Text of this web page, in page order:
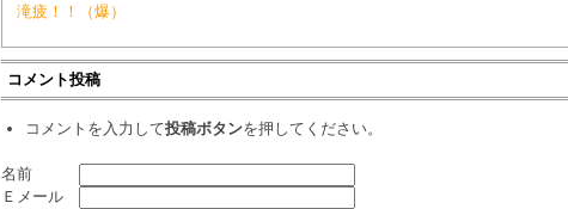
滝疲！！（爆）
コメント投稿
コメントを入力して投稿ボタンを押してください。
名前
Ｅメール